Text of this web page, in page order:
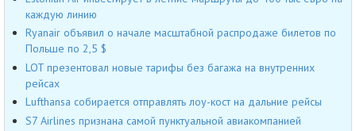
каждую линию
Ryanair объявил о начале масштабной распродаже билетов по
Польше по 2,5 $
LOT презентовал новые тарифы без багажа на внутренних
рейсах
Lufthansa собирается отправлять лоу-кост на дальние рейсы
S7 Airlines признана самой пунктуальной авиакомпанией